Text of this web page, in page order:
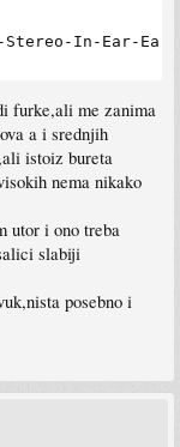
In-Ear-
furke,ali me zanima
a i srednjih
istoiz bureta
nema nikako
utor i ono treba
slabiji
posebno i